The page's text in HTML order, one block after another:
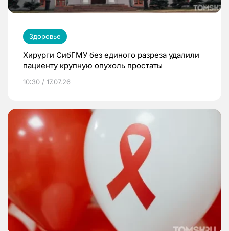
Здоровье
Хирурги СибГМУ без единого разреза удалили
пациенту крупную опухоль простаты
10:30 / 17.07.26